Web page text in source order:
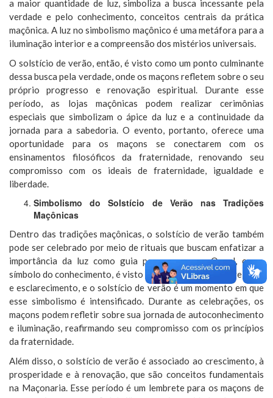
a maior quantidade de luz, simboliza a busca incessante pela
verdade e pelo conhecimento, conceitos centrais da prática
maçônica. A luz no simbolismo maçônico é uma metáfora para a
iluminação interior e a compreensão dos mistérios universais.
O solstício de verão, então, é visto como um ponto culminante
dessa busca pela verdade, onde os maçons refletem sobre o seu
próprio progresso e renovação espiritual. Durante esse
período, as lojas maçônicas podem realizar cerimônias
especiais que simbolizam o ápice da luz e a continuidade da
jornada para a sabedoria. O evento, portanto, oferece uma
oportunidade para os maçons se conectarem com os
ensinamentos filosóficos da fraternidade, renovando seu
compromisso com os ideais de fraternidade, igualdade e
liberdade.
Simbolismo do Solstício de Verão nas Tradições
Maçônicas
Dentro das tradições maçônicas, o solstício de verão também
pode ser celebrado por meio de rituais que buscam enfatizar a
importância da luz como guia para o maçom. O sol, como
símbolo do conhecimento, é visto como uma fonte de revelação
e esclarecimento, e o solstício de verão é um momento em que
esse simbolismo é intensificado. Durante as celebrações, os
maçons podem refletir sobre sua jornada de autoconhecimento
e iluminação, reafirmando seu compromisso com os princípios
da fraternidade.
Além disso, o solstício de verão é associado ao crescimento, à
prosperidade e à renovação, que são conceitos fundamentais
na Maçonaria. Esse período é um lembrete para os maçons de